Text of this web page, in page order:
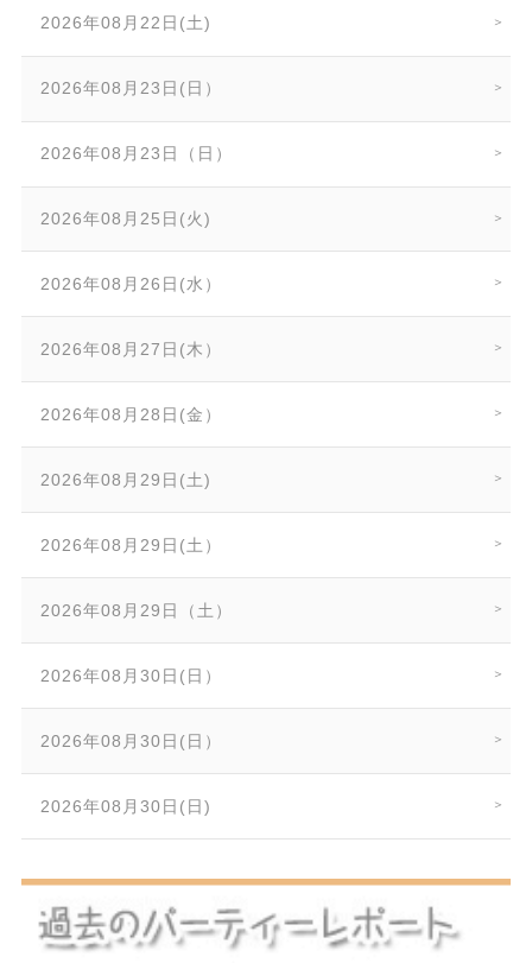
2026年08月22日(土)
2026年08月23日(日）
2026年08月23日（日）
2026年08月25日(火)
2026年08月26日(水）
2026年08月27日(木）
2026年08月28日(金）
2026年08月29日(土)
2026年08月29日(土）
2026年08月29日（土）
2026年08月30日(日）
2026年08月30日(日）
2026年08月30日(日)